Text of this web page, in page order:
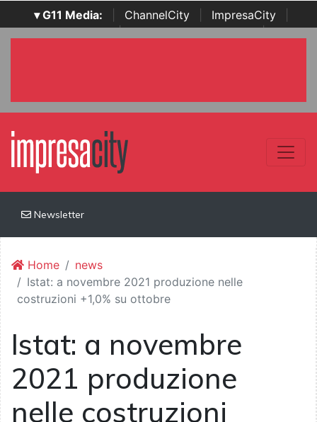
▾ G11 Media: ChannelCity ImpresaCity
SecurityOpenLab | Italian Channel Awards | Italian
Newsletter
Home
news
Istat: a novembre 2021 produzione nelle
costruzioni +1,0% su ottobre
Istat: a novembre
2021 produzione
nelle costruzioni